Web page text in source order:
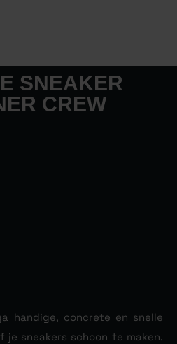
SNEAKER
CREW
handige, concrete en snelle
je sneakers schoon te maken.